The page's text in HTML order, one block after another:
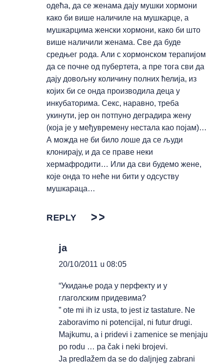
одећа, да се женама дају мушки хормони
како би више наличиле на мушкарце, а
мушкарцима женски хормони, како би што
више наличили женама. Све да буде
средњег рода. Али с хормонском терапијом
да се почне од пубертета, а пре тога сви да
дају довољну количину полних ћелија, из
којих би се онда производила деца у
инкубаторима. Секс, наравно, треба
укинути, јер он потпуно деградира жену
(која је у међувремену нестала као појам)…
А можда не би било лоше да се људи
клонирају, и да се праве неки
хермафродити… Или да сви будемо жене,
које онда то неће ни бити у одсуству
мушкараца…
REPLY
ja
20/10/2011 u 08:05
“Укидање рода у перфекту и у
глаголским придевима?
” ote mi ih iz usta, to jest iz tastature. Ne
zaboravimo ni potencijal, ni futur drugi.
Majkumu, a i pridevi i zamenice se menjaju
po rodu … pa čak i neki brojevi.
Ja predlažem da se do daljnjeg zabrani